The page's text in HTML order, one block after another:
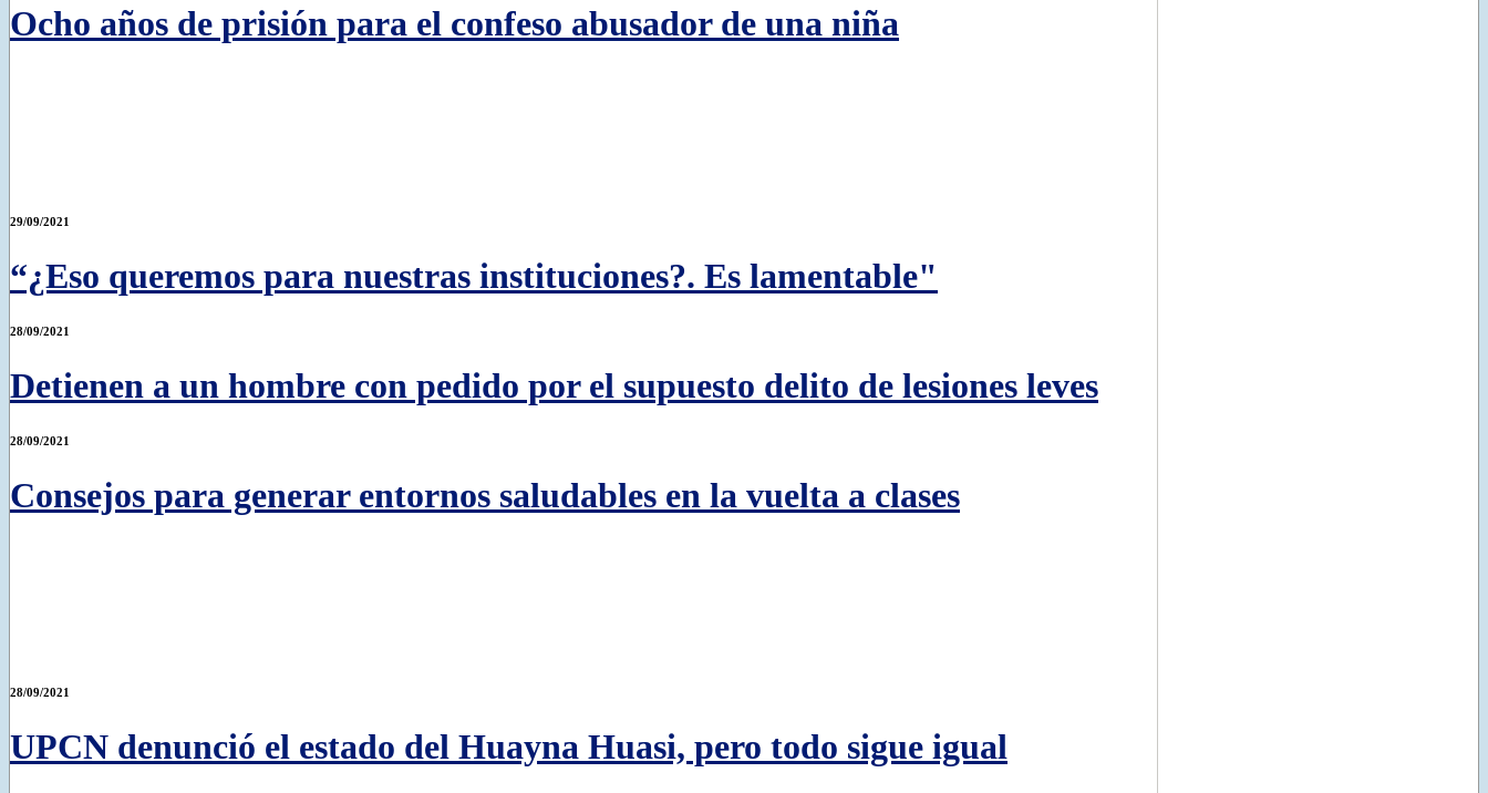
Ocho años de prisión para el confeso abusador de una niña
29/09/2021
“¿Eso queremos para nuestras instituciones?. Es lamentable"
28/09/2021
Detienen a un hombre con pedido por el supuesto delito de lesiones leves
28/09/2021
Consejos para generar entornos saludables en la vuelta a clases
28/09/2021
UPCN denunció el estado del Huayna Huasi, pero todo sigue igual